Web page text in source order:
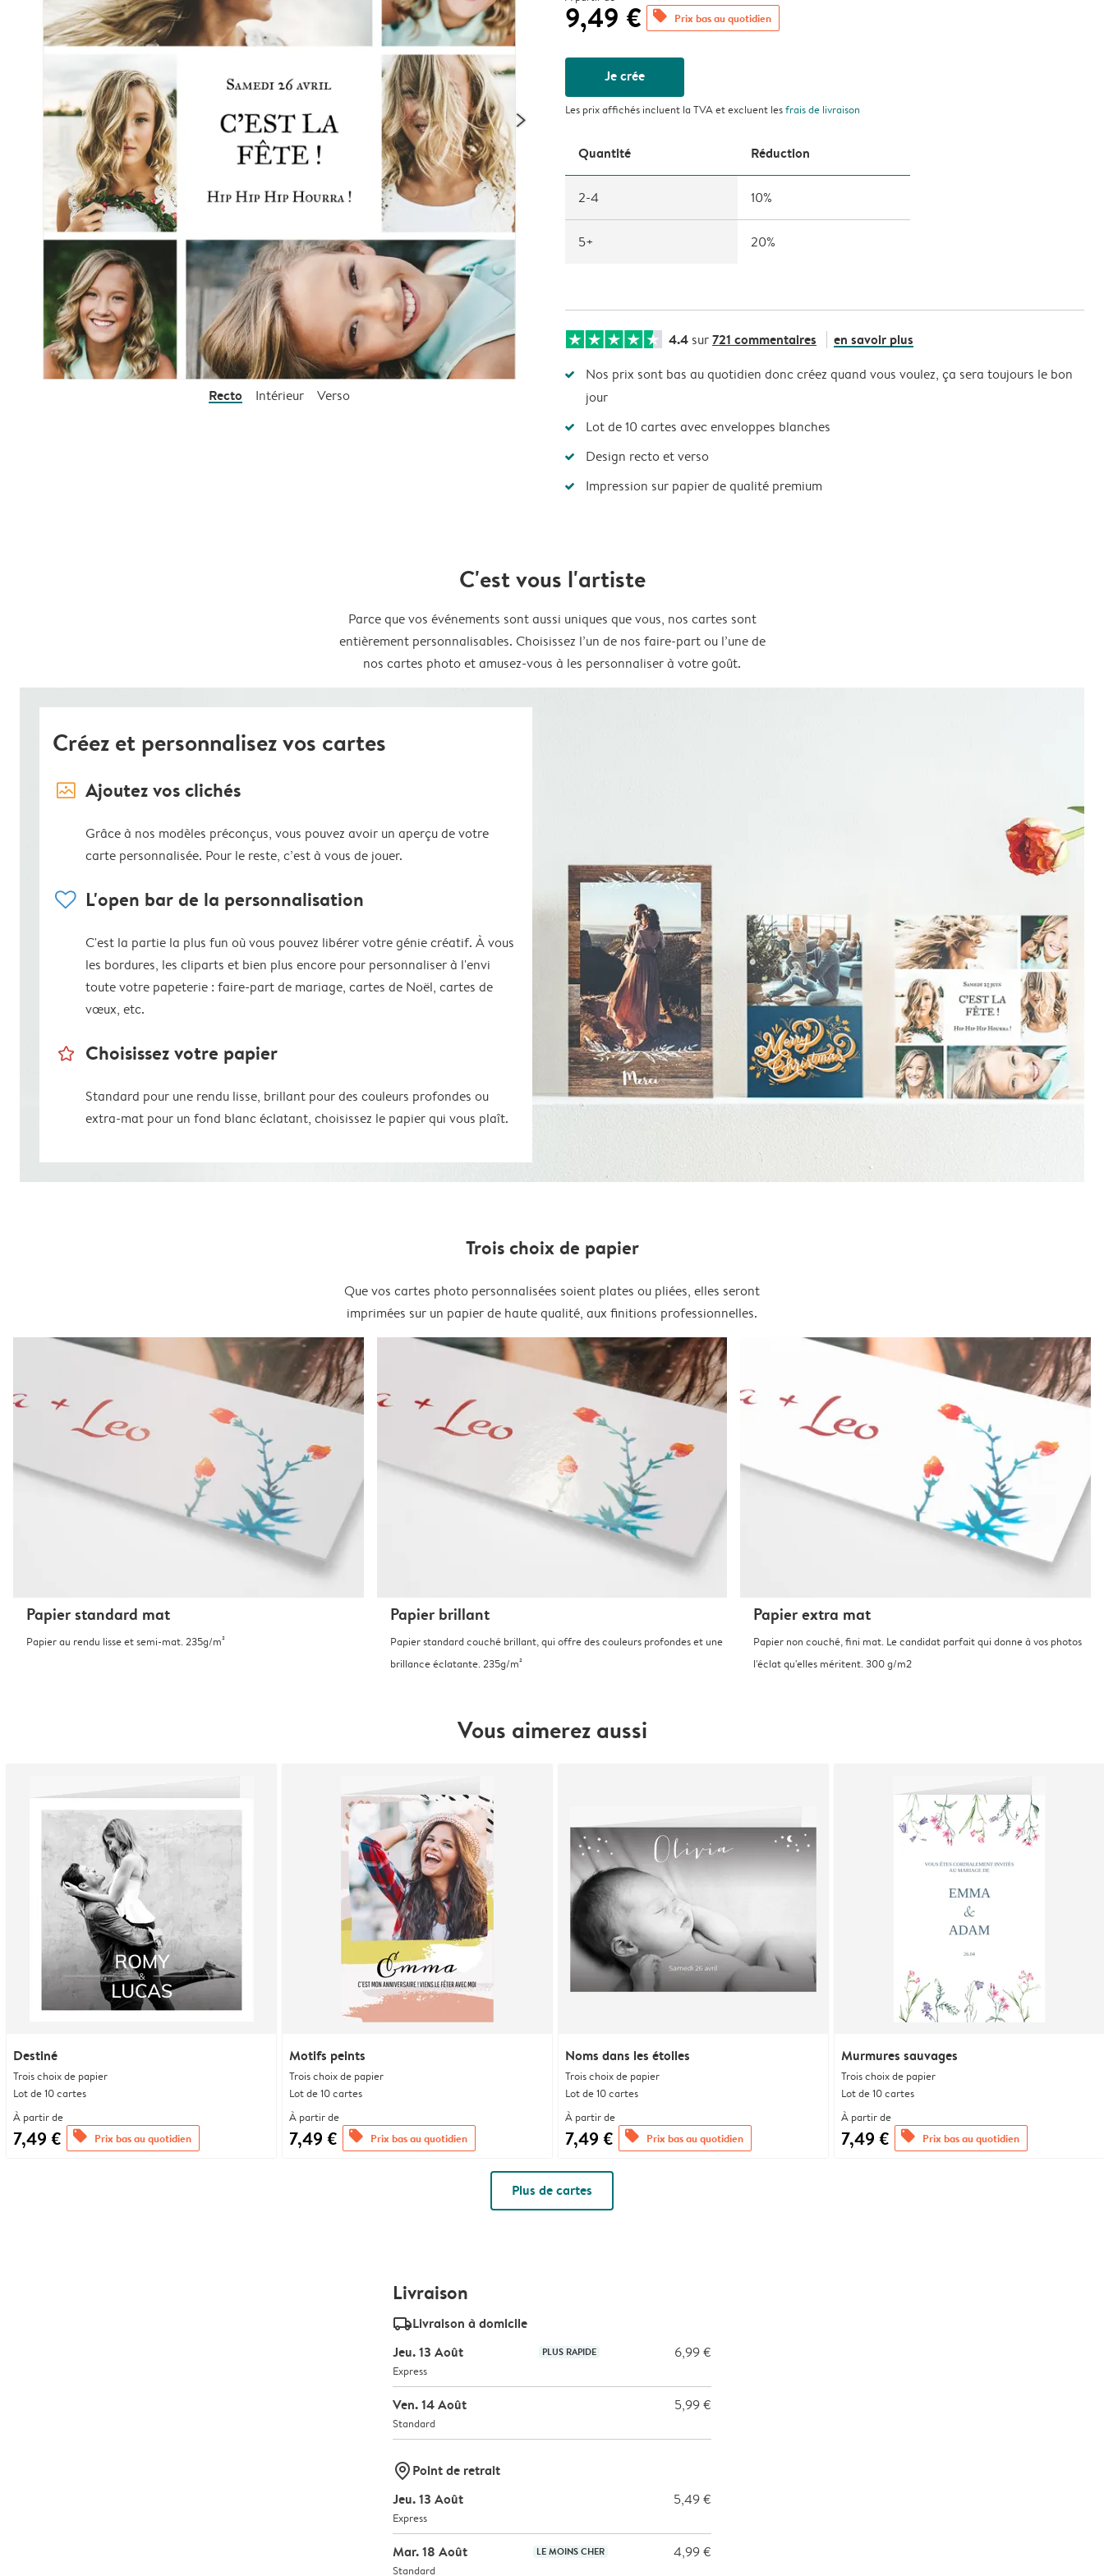
Recto Intérieur Verso
9,49 € offers Prix bas au quotidien
Je crée
Les prix affichés incluent la TVA et excluent lesfrais de livraison
Quantité Réduction
2-4 10%
5+ 20%
4.4 sur721 commentaires en savoir plus
Nos prix sont bas au quotidien donc créez quand vous voulez, ça sera toujours le bon
jour
Lot de 10 cartes avec enveloppes blanches
Design recto et verso
Impression sur papier de qualité premium
C'est vous l'artiste
Parce que vos événements sont aussi uniques que vous, nos cartes sont
entièrement personnalisables. Choisissez l’un de nos faire-part ou l’une de
nos cartes photo et amusez-vous à les personnaliser à votre goût.
Créez et personnalisez vos cartes
image_placeholder Ajoutez vos clichés
Grâce à nos modèles préconçus, vous pouvez avoir un aperçu de votre
carte personnalisée. Pour le reste, c’est à vous de jouer.
heart L'open bar de la personnalisation
C'est la partie la plus fun où vous pouvez libérer votre génie créatif. À vous
les bordures, les cliparts et bien plus encore pour personnaliser à l'envi
toute votre papeterie : faire-part de mariage, cartes de Noël, cartes de
vœux, etc.
star_outline Choisissez votre papier
Standard pour une rendu lisse, brillant pour des couleurs profondes ou
extra-mat pour un fond blanc éclatant, choisissez le papier qui vous plaît.
Trois choix de papier
Que vos cartes photo personnalisées soient plates ou pliées, elles seront
imprimées sur un papier de haute qualité, aux finitions professionnelles.
Papier standard mat
Papier au rendu lisse et semi-mat. 235g/m²
Papier brillant
Papier standard couché brillant, qui offre des couleurs profondes et une
brillance éclatante. 235g/m²
Papier extra mat
Papier non couché, fini mat. Le candidat parfait qui donne à vos photos
l'éclat qu'elles méritent. 300 g/m2
Vous aimerez aussi
Destiné
Trois choix de papier
Lot de 10 cartes
À partir de
7,49 € offers Prix bas au quotidien
Motifs peints
Trois choix de papier
Lot de 10 cartes
À partir de
7,49 € offers Prix bas au quotidien
Noms dans les étoiles
Trois choix de papier
Lot de 10 cartes
À partir de
7,49 € offers Prix bas au quotidien
Murmures sauvages
Trois choix de papier
Lot de 10 cartes
À partir de
7,49 € offers Prix bas au quotidien
Plus de cartes
Livraison
delivery_standard_v2Livraison à domicile
Jeu. 13 Août
PLUS RAPIDE 6,99 €
Express
Ven. 14 Août 5,99 €
Standard
marker-pinPoint de retrait
Jeu. 13 Août
5,49 €
Express
Mar. 18 Août LE MOINS CHER 4,99 €
Standard